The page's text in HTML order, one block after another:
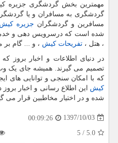
مهمترین بخش گردشگری جزیره
گردشگری به مسافران و یا
مسافرین و گردشگران جزیره کیش
شده است که درسرویس دهی و
، هتل ، تفریحات کیش ، و ... گام بر
در دنیای اطلاعات و اخبار بروز
تصمیم می گیرند. همیشه جای یک
که با امکان سنجی و توانایی های
کیش این اطلاع رسانی و اخبار
شده و در اختیار مخاطبین قرار می
1397/10/03
00:09:26
5.0
/
5